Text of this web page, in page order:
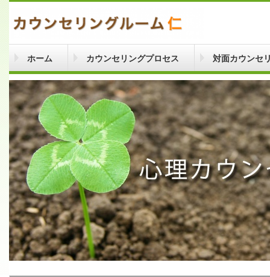
ホーム カウンセリングプロセス 対面カウンセ